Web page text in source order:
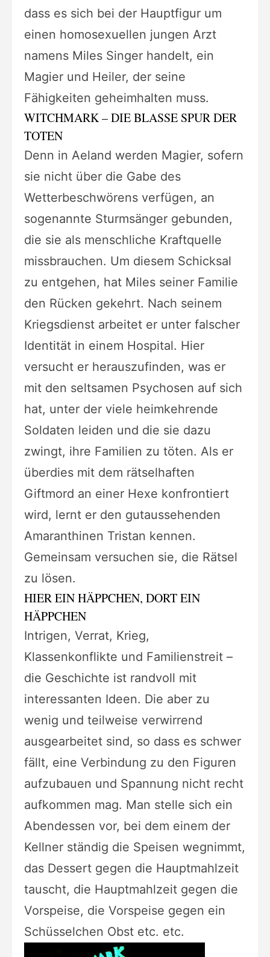
dass es sich bei der Hauptfigur um
einen homosexuellen jungen Arzt
namens Miles Singer handelt, ein
Magier und Heiler, der seine
Fähigkeiten geheimhalten muss.
WITCHMARK – DIE BLASSE SPUR DER
TOTEN
Denn in Aeland werden Magier, sofern
sie nicht über die Gabe des
Wetterbeschwörens verfügen, an
sogenannte Sturmsänger gebunden,
die sie als menschliche Kraftquelle
missbrauchen. Um diesem Schicksal
zu entgehen, hat Miles seiner Familie
den Rücken gekehrt. Nach seinem
Kriegsdienst arbeitet er unter falscher
Identität in einem Hospital. Hier
versucht er herauszufinden, was er
mit den seltsamen Psychosen auf sich
hat, unter der viele heimkehrende
Soldaten leiden und die sie dazu
zwingt, ihre Familien zu töten. Als er
überdies mit dem rätselhaften
Giftmord an einer Hexe konfrontiert
wird, lernt er den gutaussehenden
Amaranthinen Tristan kennen.
Gemeinsam versuchen sie, die Rätsel
zu lösen.
HIER EIN HÄPPCHEN, DORT EIN
HÄPPCHEN
Intrigen, Verrat, Krieg,
Klassenkonflikte und Familienstreit –
die Geschichte ist randvoll mit
interessanten Ideen. Die aber zu
wenig und teilweise verwirrend
ausgearbeitet sind, so dass es schwer
fällt, eine Verbindung zu den Figuren
aufzubauen und Spannung nicht recht
aufkommen mag. Man stelle sich ein
Abendessen vor, bei dem einem der
Kellner ständig die Speisen wegnimmt,
das Dessert gegen die Hauptmahlzeit
tauscht, die Hauptmahlzeit gegen die
Vorspeise, die Vorspeise gegen ein
Schüsselchen Obst etc. etc.